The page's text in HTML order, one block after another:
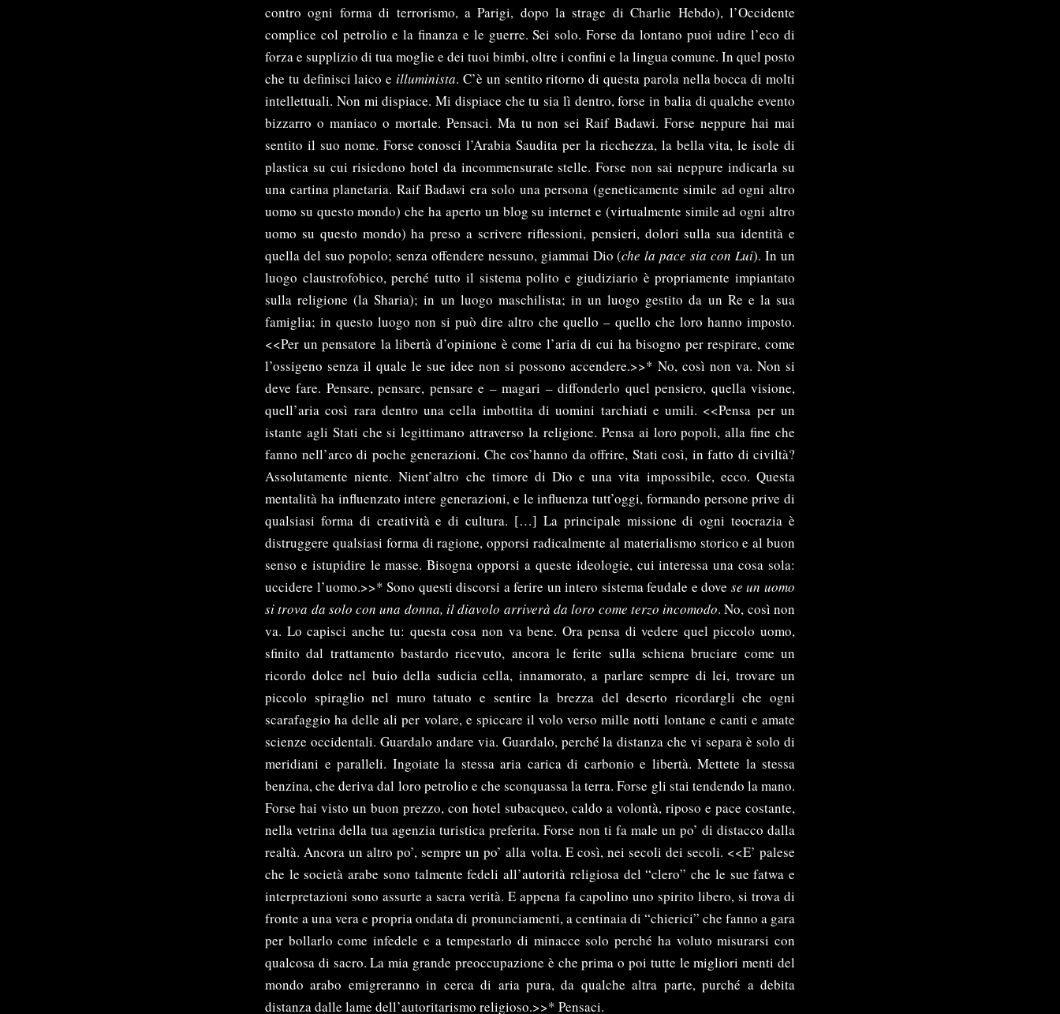
contro ogni forma di terrorismo, a Parigi, dopo la strage di Charlie Hebdo), l’Occidente
complice col petrolio e la finanza e le guerre. Sei solo. Forse da lontano puoi udire l’eco di
forza e supplizio di tua moglie e dei tuoi bimbi, oltre i confini e la lingua comune. In quel posto
che tu definisci laico eilluminista. C’è un sentito ritorno di questa parola nella bocca di molti
intellettuali. Non mi dispiace. Mi dispiace che tu sia lì dentro, forse in balia di qualche evento
bizzarro o maniaco o mortale. Pensaci. Ma tu non sei Raif Badawi. Forse neppure hai mai
sentito il suo nome. Forse conosci l’Arabia Saudita per la ricchezza, la bella vita, le isole di
plastica su cui risiedono hotel da incommensurate stelle. Forse non sai neppure indicarla su
una cartina planetaria. Raif Badawi era solo una persona (geneticamente simile ad ogni altro
uomo su questo mondo) che ha aperto un blog su internet e (virtualmente simile ad ogni altro
uomo su questo mondo) ha preso a scrivere riflessioni, pensieri, dolori sulla sua identità e
quella del suo popolo; senza offendere nessuno, giammai Dio (che la pace sia con Lui). In un
luogo claustrofobico, perché tutto il sistema polito e giudiziario è propriamente impiantato
sulla religione (la Sharia); in un luogo maschilista; in un luogo gestito da un Re e la sua
famiglia; in questo luogo non si può dire altro che quello – quello che loro hanno imposto.
<<Per un pensatore la libertà d’opinione è come l’aria di cui ha bisogno per respirare, come
l’ossigeno senza il quale le sue idee non si possono accendere.>>* No, così non va. Non si
deve fare. Pensare, pensare, pensare e – magari – diffonderlo quel pensiero, quella visione,
quell’aria così rara dentro una cella imbottita di uomini tarchiati e umili. <<Pensa per un
istante agli Stati che si legittimano attraverso la religione. Pensa ai loro popoli, alla fine che
fanno nell’arco di poche generazioni. Che cos’hanno da offrire, Stati così, in fatto di civiltà?
Assolutamente niente. Nient’altro che timore di Dio e una vita impossibile, ecco. Questa
mentalità ha influenzato intere generazioni, e le influenza tutt’oggi, formando persone prive di
qualsiasi forma di creatività e di cultura. […] La principale missione di ogni teocrazia è
distruggere qualsiasi forma di ragione, opporsi radicalmente al materialismo storico e al buon
senso e istupidire le masse. Bisogna opporsi a queste ideologie, cui interessa una cosa sola:
uccidere l’uomo.>>* Sono questi discorsi a ferire un intero sistema feudale e dove se un uomo
si trova da solo con una donna, il diavolo arriverà da loro come terzo incomodo. No, così non
va. Lo capisci anche tu: questa cosa non va bene. Ora pensa di vedere quel piccolo uomo,
sfinito dal trattamento bastardo ricevuto, ancora le ferite sulla schiena bruciare come un
ricordo dolce nel buio della sudicia cella, innamorato, a parlare sempre di lei, trovare un
piccolo spiraglio nel muro tatuato e sentire la brezza del deserto ricordargli che ogni
scarafaggio ha delle ali per volare, e spiccare il volo verso mille notti lontane e canti e amate
scienze occidentali. Guardalo andare via. Guardalo, perché la distanza che vi separa è solo di
meridiani e paralleli. Ingoiate la stessa aria carica di carbonio e libertà. Mettete la stessa
benzina, che deriva dal loro petrolio e che sconquassa la terra. Forse gli stai tendendo la mano.
Forse hai visto un buon prezzo, con hotel subacqueo, caldo a volontà, riposo e pace costante,
nella vetrina della tua agenzia turistica preferita. Forse non ti fa male un po’ di distacco dalla
realtà. Ancora un altro po’, sempre un po’ alla volta. E così, nei secoli dei secoli. <<E’ palese
che le società arabe sono talmente fedeli all’autorità religiosa del “clero” che le sue fatwa e
interpretazioni sono assurte a sacra verità. E appena fa capolino uno spirito libero, si trova di
fronte a una vera e propria ondata di pronunciamenti, a centinaia di “chierici” che fanno a gara
per bollarlo come infedele e a tempestarlo di minacce solo perché ha voluto misurarsi con
qualcosa di sacro. La mia grande preoccupazione è che prima o poi tutte le migliori menti del
mondo arabo emigreranno in cerca di aria pura, da qualche altra parte, purché a debita
distanza dalle lame dell’autoritarismo religioso.>>* Pensaci.